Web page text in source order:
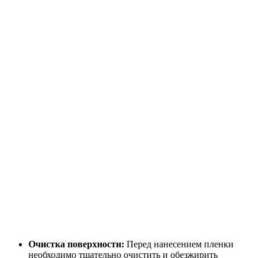
Очистка поверхности: Перед нанесением пленки
необходимо тщательно очистить и обезжирить